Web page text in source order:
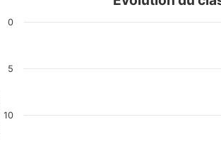
du classement au fil de la course
chart has 1 Y axis displaying Classement. Data
0
5
10